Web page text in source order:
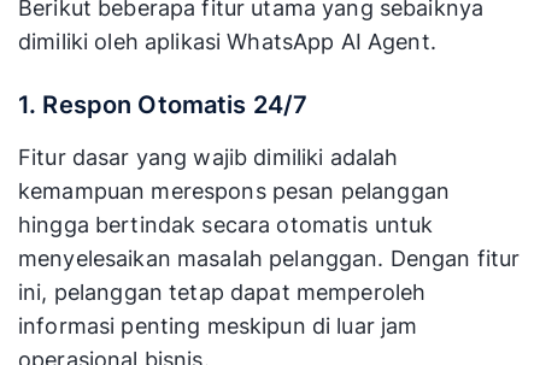
Berikut beberapa fitur utama yang sebaiknya
dimiliki oleh aplikasi WhatsApp AI Agent.
1. Respon Otomatis 24/7
Fitur dasar yang wajib dimiliki adalah
kemampuan merespons pesan pelanggan
hingga bertindak secara otomatis untuk
menyelesaikan masalah pelanggan. Dengan fitur
ini, pelanggan tetap dapat memperoleh
informasi penting meskipun di luar jam
operasional bisnis.